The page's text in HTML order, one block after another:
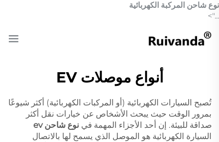
نوع شاحن المركبة الكهربائية
...">
أنواع موصلات EV
تُصبح السيارات الكهربائية (أو المركبات الكهربائية) أكثر شيوعًا
بمرور الوقت حيث يبحث الأشخاص عن خيارات نقل أكثر
صداقة للبيئة. إن أحد الأجزاء المهمة في نوع شاحن ev
السيارة الكهربائية هو الموصل الذي يسمح لها بالاتصال